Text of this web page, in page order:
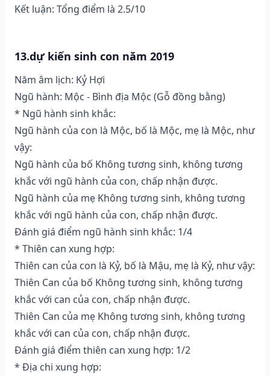
Kết luận: Tổng điểm là 2.5/10
13.dự kiến sinh con năm 2019
Năm âm lịch: Kỷ Hợi
Ngũ hành: Mộc - Bình địa Mộc (Gỗ đồng bằng)
* Ngũ hành sinh khắc:
Ngũ hành của con là Mộc, bố là Mộc, mẹ là Mộc, như
vậy:
Ngũ hành của bố Không tương sinh, không tương
khắc với ngũ hành của con, chấp nhận được.
Ngũ hành của mẹ Không tương sinh, không tương
khắc với ngũ hành của con, chấp nhận được.
Đánh giá điểm ngũ hành sinh khắc: 1/4
* Thiên can xung hợp:
Thiên can của con là Kỷ, bố là Mậu, mẹ là Kỷ, như vậy:
Thiên Can của bố Không tương sinh, không tương
khắc với can của con, chấp nhận được.
Thiên Can của mẹ Không tương sinh, không tương
khắc với can của con, chấp nhận được.
Đánh giá điểm thiên can xung hợp: 1/2
* Địa chi xung hợp: